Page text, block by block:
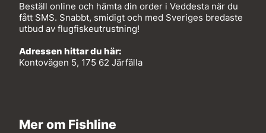
Beställ online och hämta din order i Veddesta när du
fått SMS. Snabbt, smidigt och med Sveriges bredaste
utbud av flugfiskeutrustning!
Adressen hittar du här:
Kontovägen 5, 175 62 Järfälla
Mer om Fishline